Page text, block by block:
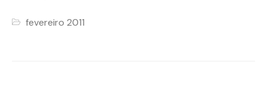
fevereiro 2011